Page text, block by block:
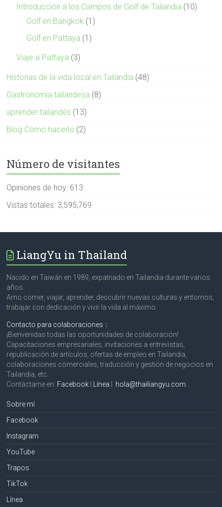
Introducción a los Campos de Golf de Tailandia (10)
Golf en Bangkok (1)
Golf en Pattaya (1)
Viaje a Pattaya (3)
Historias de la vida local en Tailandia (48)
Gastronomía tailandesa (8)
aprender tailandés (13)
Blog Cómo hacerlo (2)
Número de visitantes
Opiniones de hoy: 613
Vistas totales: 3,595,769
LiangYu in Thailand
Nacido en Taiwán en 1989, expatriado en Tailandia durante varios
años.
Amo comer, viajar, aprender, descubrir nuevas culturas y entornos,
trabajar con dedicación y vivir la vida al máximo.
Contacto para colaboraciones ：
¡Bienvenidas todas las oportunidades de colaboración!
Capacitaciones empresariales, invitaciones a entrevistas,
republicación de artículos, ofertas de empleo en Tailandia,
colaboraciones comerciales, traducción y gestión de negocios en
Tailandia, etc.
Contáctame en: Facebook Línea hola@thailiangyu.com
Sobre mí
Facebook
Instagram
YouTube
Trapos
TikTok
Línea